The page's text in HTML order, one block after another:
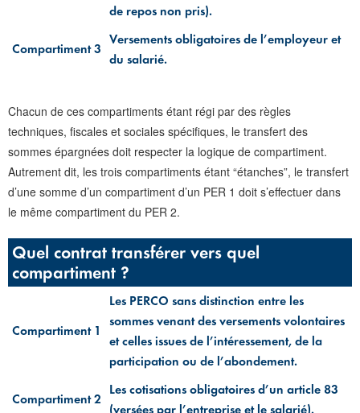
de repos non pris).
Compartiment 3
Versements obligatoires de l’employeur et
du salarié.
Chacun de ces compartiments étant régi par des règles
techniques, fiscales et sociales spécifiques, le transfert des
sommes épargnées doit respecter la logique de compartiment.
Autrement dit, les trois compartiments étant “étanches”, le transfert
d’une somme d’un compartiment d’un PER 1 doit s’effectuer dans
le même compartiment du PER 2.
Quel contrat transférer vers quel
compartiment ?
Compartiment 1
Les PERCO sans distinction entre les
sommes venant des versements volontaires
et celles issues de l’intéressement, de la
participation ou de l’abondement.
Compartiment 2
Les cotisations obligatoires d’un article 83
(versées par l’entreprise et le salarié).